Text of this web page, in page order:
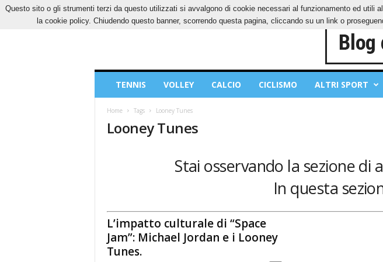
GIOVEDÌ, 6 AGOSTO 2026 CONTATTI COOKIES PRIVACY POLICY
Sport
TENNIS VOLLEY CALCIO CICLISMO ALTRI SPORT
Home Tags Looney Tunes
Looney Tunes
Stai osservando la sezione
In questa
L’impatto culturale di “Space
Jam”: Michael Jordan e i Looney
Tunes.
Questo sito o gli strumenti terzi da questo utilizzati si avvalgono di cookie necessari al funzionamento ed
la cookie policy. Chiudendo questo banner, scorrendo questa pagina, cliccando su un link o